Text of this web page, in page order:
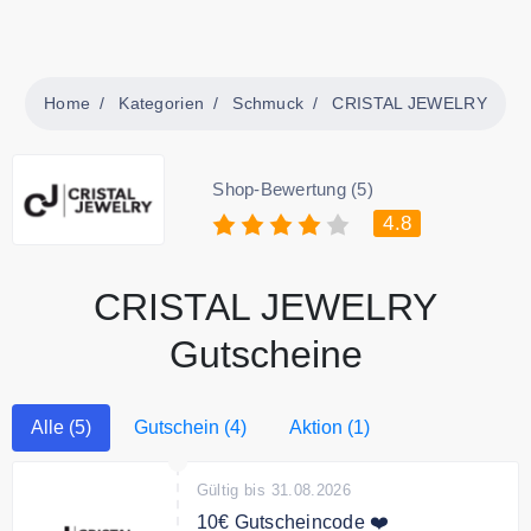
Home Kategorien Schmuck CRISTAL JEWELRY
Shop-Bewertung (5)
4.8
CRISTAL JEWELRY
Gutscheine
Alle (5) Gutschein (4) Aktion (1)
Gültig bis 31.08.2026
10€ Gutscheincode ❤️